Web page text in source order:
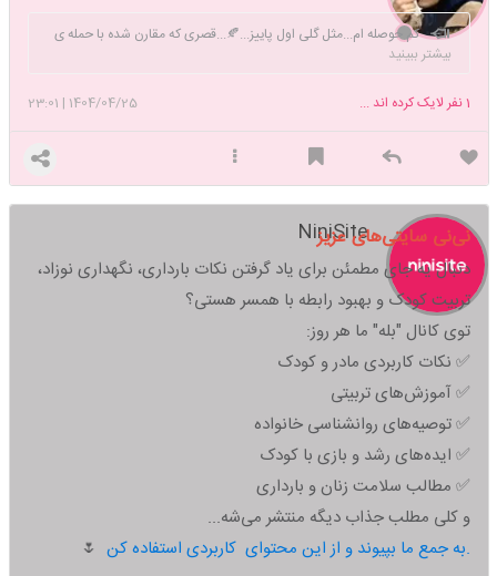
کم حوصله ام...مثل گلی اول پاییز...🍂...قصری که مقارن شده با حمله ی
چنگیز...
بیشتر ببینید
1404/04/25
|
23:01 1نفر لایک کرده اند ...
NiniSite
نی‌نی سایتی‌های عزیز
دنبال یه جای مطمئن برای یاد گرفتن نکات بارداری، نگهداری نوزاد،
تربیت کودک و بهبود رابطه با همسر هستی؟
توی کانال "بله" ما هر روز:
✅ نکات کاربردی مادر و کودک
✅ آموزش‌های تربیتی
✅ توصیه‌های روانشناسی خانواده
✅ ایده‌های رشد و بازی با کودک
✅ مطالب سلامت زنان و بارداری
و کلی مطلب جذاب دیگه منتشر می‌شه...
به جمع ما بپیوند و از این محتوای کاربردی استفاده کن.
🌷